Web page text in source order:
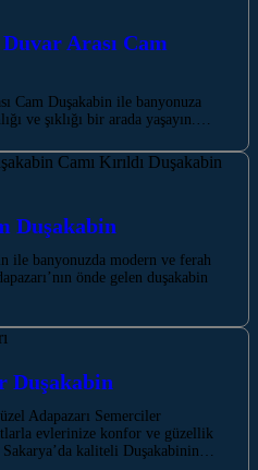
Arası Cam
Cam Duşakabin ile banyonuza
ve şıklığı bir arada yaşayın.…
Duşakabin
ile banyonuzda modern ve ferah
önde gelen duşakabin
Duşakabin
Adapazarı Semerciler
evlerinize konfor ve güzellik
Sakarya’da kaliteli Duşakabinin…